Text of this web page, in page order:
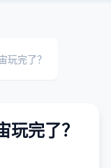
玩完了？
玩完了？